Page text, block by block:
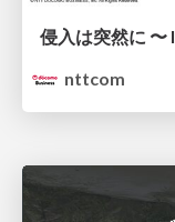
nttcom